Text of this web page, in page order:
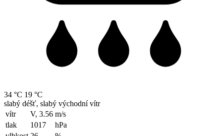
34 °C 19 °C
slabý déšť, slabý východní vítr
vítr
V, 3.56 m/s
tlak
1017
hPa